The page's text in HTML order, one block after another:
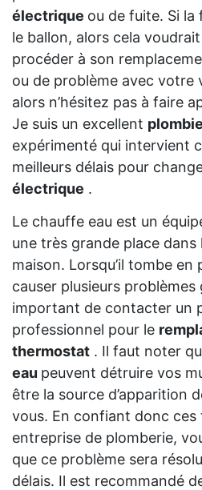
électrique ou de fuite. Si
le ballon, alors cela voudrait
procéder à son
ou de problème avec votre
alors n’hésitez pas à faire
Je suis un excellent
expérimenté qui intervient
meilleurs délais pour
électrique .
Le chauffe eau est un
une très grande place dans
maison. Lorsqu’il tombe en
causer plusieurs
important de contacter un
professionnel pour le
thermostat . Il faut noter
eau peuvent détruire vos
être la source d’apparition
vous. En confiant donc ces
entreprise de plomberie,
que ce problème sera
délais. Il est recommandé